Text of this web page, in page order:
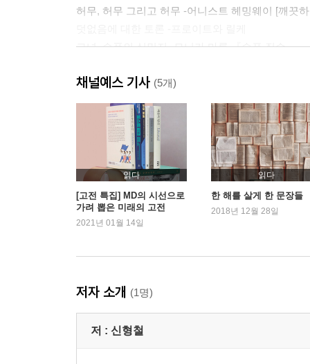
허무, 허무 그리고 허무 -어니스트 헤밍웨이 [깨끗
그녀, 슬픔의 식민지 -모니카 마론 『슬픈 짐승』
슬픔임을 잊어버린 슬픔 -김경후 [열두 겹의 자정]
천진하게, 그리고, 물끄러미 -박형준 [생각날 때마
문학으로서의 이소라 -이소라 [슬픔 속에 그댈 지워
5.18과 4.3 사이
폭력에 대한 감수성
액자 속의 진정성 -이준익 [동주]
2부 삶이 진실에 베일 때
시의 옷을 입은 비극 -헤르타 뮐러『숨그네』
고통받은 마음의 역사 -임철우 『이별하는 골짜기
박완서 선생님 영전에 -박완서 [그 남자네 집]
채널예스 기사 (5개)
읽다
[고전 특집] MD의 시선으로
가려 뽑은 미래의 고전
2021년 01월 14일
읽다
한 해를 살게 한 문장들
2018년 12월 28일
저자 소개 (1명)
저 : 신형철